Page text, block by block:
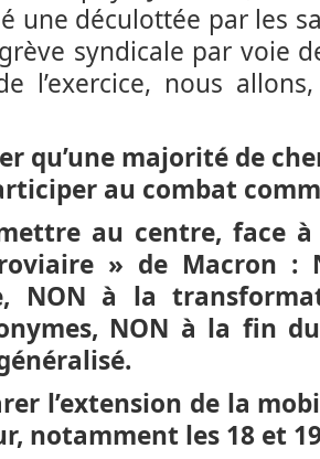
une déculottée par les
syndicale par voie
l’exercice, nous
qu’une majorité de
au combat
au centre, face
» de Macron :
NON à la
NON à la fin
l’extension de la
notamment les 18 et